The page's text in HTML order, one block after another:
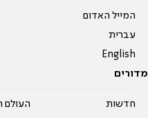
המייל האדום
עברית
English
מדורים
חדשות
העולם